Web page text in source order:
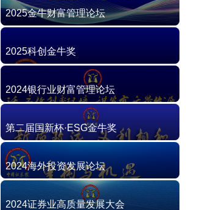
2025金牛财富管理论坛
2025科创金牛奖
2024银行业财富管理论坛
第二届国新杯·ESG金牛奖
2024海外投资发展论坛
2024证券业高质量发展大会